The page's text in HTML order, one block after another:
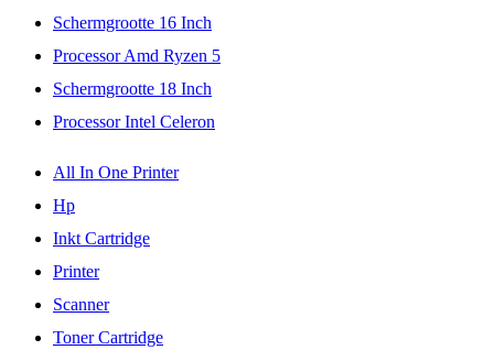
Schermgrootte 16 Inch
Processor Amd Ryzen 5
Schermgrootte 18 Inch
Processor Intel Celeron
All In One Printer
Hp
Inkt Cartridge
Printer
Scanner
Toner Cartridge